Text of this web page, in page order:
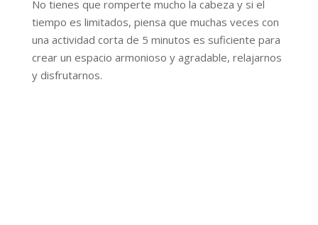
No tienes que romperte mucho la cabeza y si el
tiempo es limitados, piensa que muchas veces con
una actividad corta de 5 minutos es suficiente para
crear un espacio armonioso y agradable, relajarnos
y disfrutarnos.